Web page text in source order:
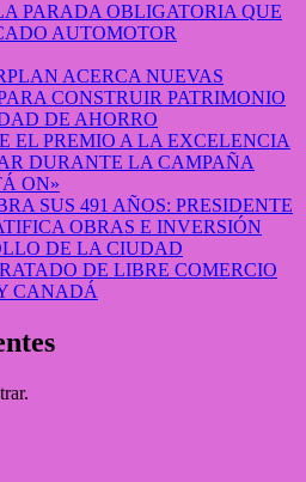
PARADA OBLIGATORIA QUE
AUTOMOTOR
ACERCA NUEVAS
CONSTRUIR PATRIMONIO
DE AHORRO
EL PREMIO A LA EXCELENCIA
DURANTE LA CAMPAÑA
ON»
SUS 491 AÑOS: PRESIDENTE
OBRAS E INVERSIÓN
DE LA CIUDAD
DE LIBRE COMERCIO
CANADÁ